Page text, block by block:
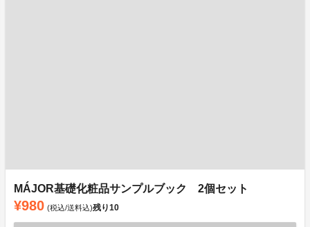
MÁJOR基礎化粧品サンプルブック 2個セット
¥980 (税込/送料込)残り10